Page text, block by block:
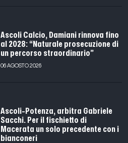
Ascoli Calcio, Damiani rinnova fino
al 2028: “Naturale prosecuzione di
un percorso straordinario”
06 AGOSTO 2026
Ascoli-Potenza, arbitra Gabriele
Sacchi. Per il fischietto di
Macerata un solo precedente con i
bianconeri